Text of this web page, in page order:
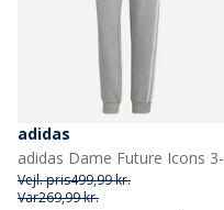
adidas
Vejl. pris499,99 kr.
Var269,99 kr.